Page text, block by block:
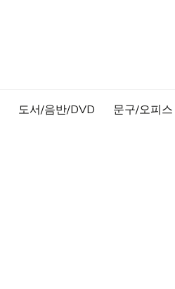
도서/음반/DVD 문구/오피스